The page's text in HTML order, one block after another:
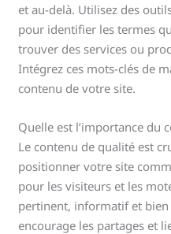
et au-delà. Utilisez des
pour identifier les termes
trouver des services ou
Intégrez ces mots-clés de
contenu de votre site.
Quelle est l’importance du
Le contenu de qualité est
positionner votre site
pour les visiteurs et les
pertinent, informatif et
encourage les partages et